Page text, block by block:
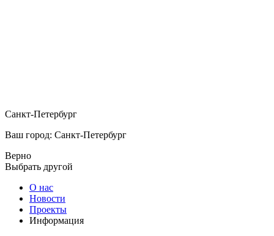
Санкт-Петербург
Ваш город: Санкт-Петербург
Верно
Выбрать другой
О нас
Новости
Проекты
Информация